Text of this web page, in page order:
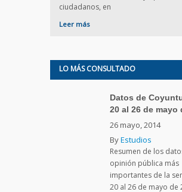
ciudadanos, en
Leer más
LO MÁS CONSULTADO
Datos de
20 al 26 de mayo
26 mayo, 2014
ByEstudios
Resumen de los
opinión pública más
importantes de la
20 al 26 de mayo de